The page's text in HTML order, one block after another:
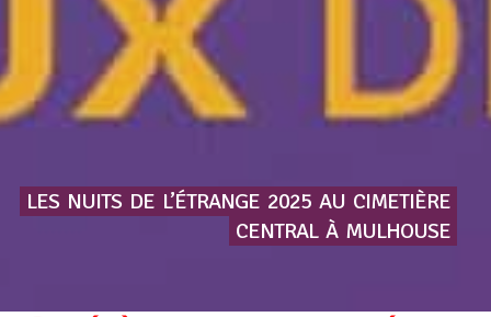
LES NUITS DE L’ÉTRANGE 2025 AU CIMETIÈRE
CENTRAL À MULHOUSE